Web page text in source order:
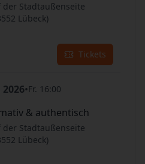
Stadtaußenseite
Lübeck)
Tickets
2026•Fr. 16:00
& authentisch
Stadtaußenseite
Lübeck)